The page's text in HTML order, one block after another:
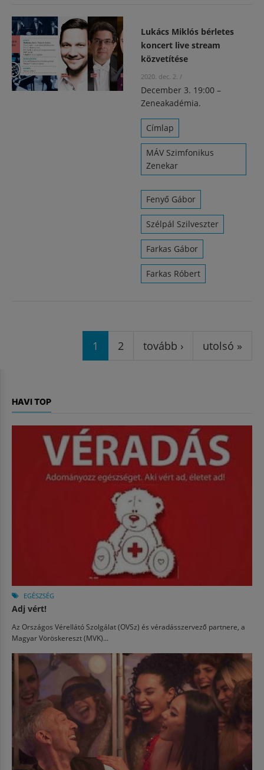
Lukács Miklós bérletes
koncert live stream
közvetítése
2020. dec. 2. /
December 3. 19:00 –
Zeneakadémia.
Címlap
MÁV Szimfonikus
Zenekar
Fenyő Gábor
Szélpál Szilveszter
Farkas Gábor
Farkas Róbert
1 2 tovább › utolsó »
HAVI TOP
EGÉSZSÉG
Adj vért!
Az Országos Vérellátó Szolgálat (OVSz) és véradásszervező partnere, a
Magyar Vöröskereszt (MVK)...